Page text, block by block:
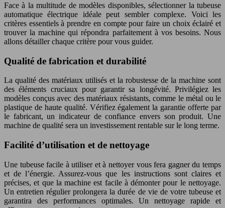
Face à la multitude de modèles disponibles, sélectionner la tubeuse
automatique électrique idéale peut sembler complexe. Voici les
critères essentiels à prendre en compte pour faire un choix éclairé et
trouver la machine qui répondra parfaitement à vos besoins. Nous
allons détailler chaque critère pour vous guider.
Qualité de fabrication et durabilité
La qualité des matériaux utilisés et la robustesse de la machine sont
des éléments cruciaux pour garantir sa longévité. Privilégiez les
modèles conçus avec des matériaux résistants, comme le métal ou le
plastique de haute qualité. Vérifiez également la garantie offerte par
le fabricant, un indicateur de confiance envers son produit. Une
machine de qualité sera un investissement rentable sur le long terme.
Facilité d’utilisation et de nettoyage
Une tubeuse facile à utiliser et à nettoyer vous fera gagner du temps
et de l’énergie. Assurez-vous que les instructions sont claires et
précises, et que la machine est facile à démonter pour le nettoyage.
Un entretien régulier prolongera la durée de vie de votre tubeuse et
garantira des performances optimales. Un nettoyage rapide et